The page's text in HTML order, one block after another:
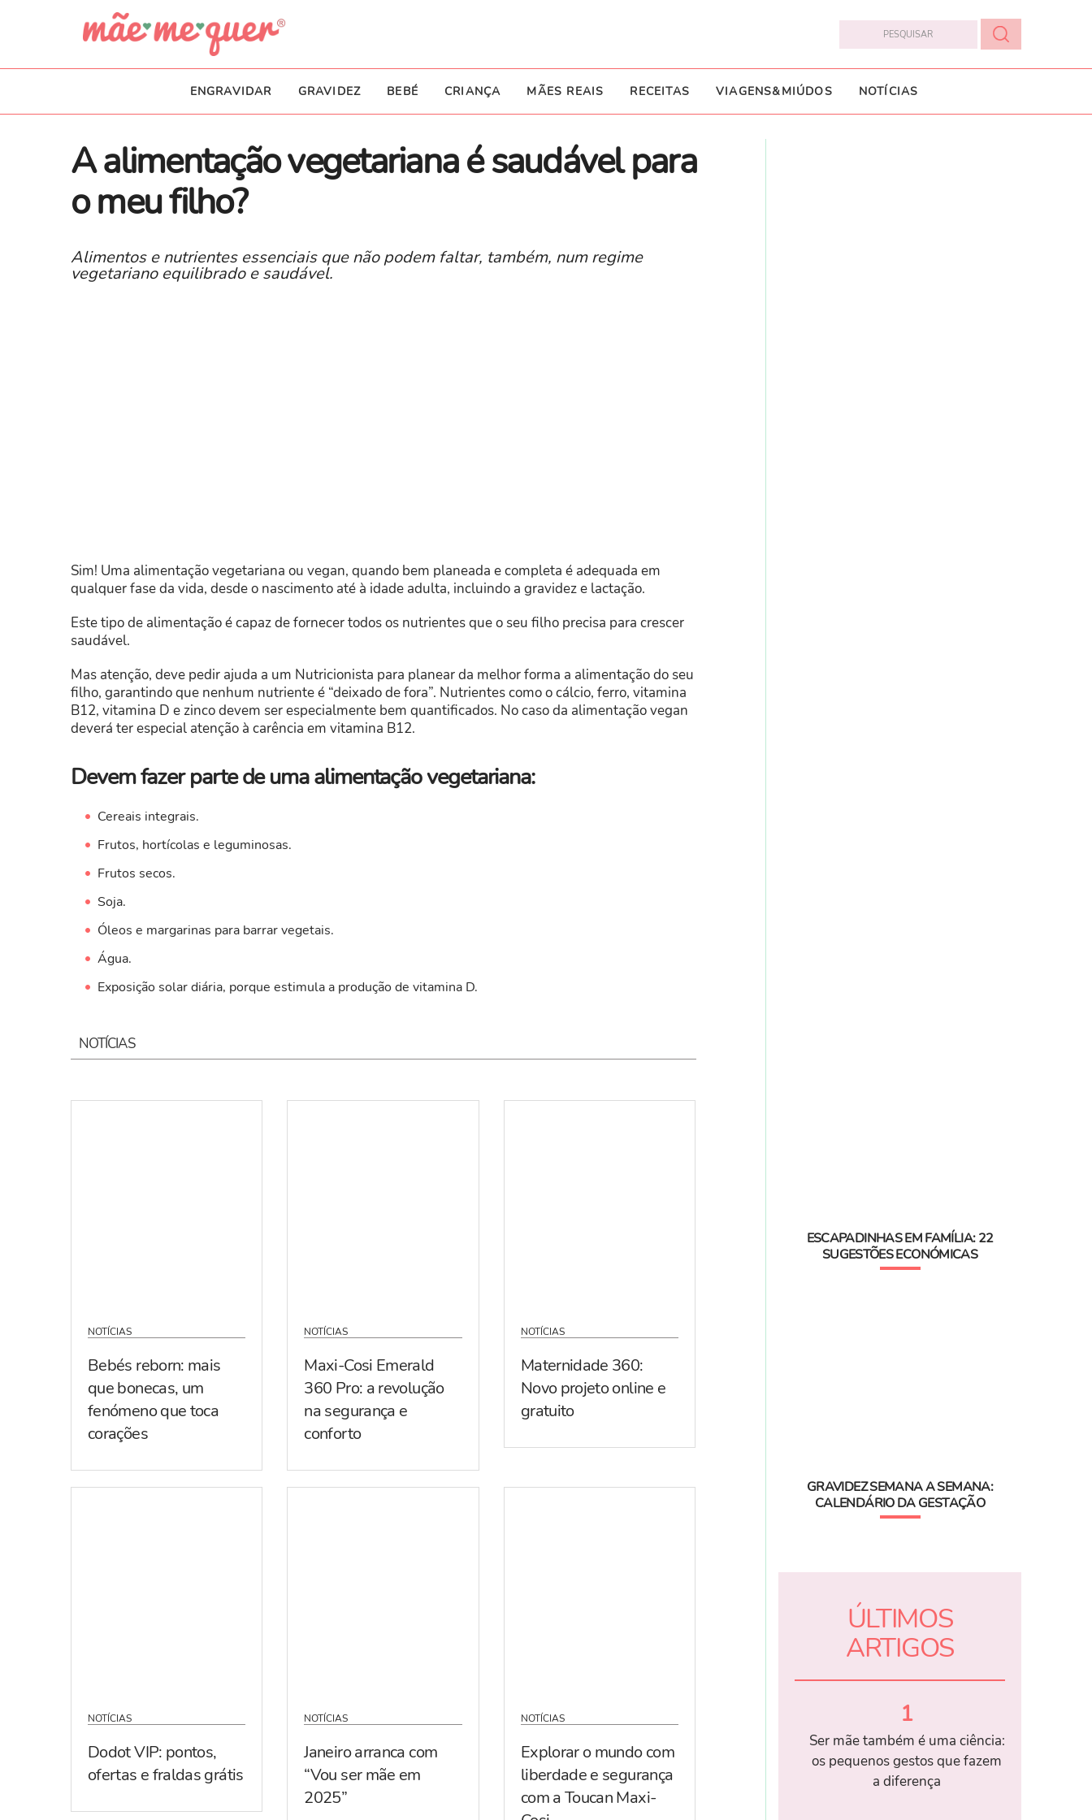
ENGRAVIDAR GRAVIDEZ BEBÉ CRIANÇA MÃES REAIS RECEITAS VIAGENS&MIÚDOS NOTÍCIAS
A alimentação vegetariana é saudável para
o meu filho?
Alimentos e nutrientes essenciais que não podem faltar, também, num regime
vegetariano equilibrado e saudável.
Sim! Uma alimentação vegetariana ou vegan, quando bem planeada e completa é adequada em
qualquer fase da vida, desde o nascimento até à idade adulta, incluindo a gravidez e lactação.
Este tipo de alimentação é capaz de fornecer todos os nutrientes que o seu filho precisa para crescer
saudável.
Mas atenção, deve pedir ajuda a um Nutricionista para planear da melhor forma a alimentação do seu
filho, garantindo que nenhum nutriente é “deixado de fora”. Nutrientes como o cálcio, ferro, vitamina
B12, vitamina D e zinco devem ser especialmente bem quantificados. No caso da alimentação vegan
deverá ter especial atenção à carência em vitamina B12.
Devem fazer parte de uma alimentação vegetariana:
Cereais integrais.
Frutos, hortícolas e leguminosas.
Frutos secos.
Soja.
Óleos e margarinas para barrar vegetais.
Água.
Exposição solar diária, porque estimula a produção de vitamina D.
NOTÍCIAS
NOTÍCIAS
Bebés reborn: mais
que bonecas, um
fenómeno que toca
corações
NOTÍCIAS
Maxi-Cosi Emerald
360 Pro: a revolução
na segurança e
conforto
NOTÍCIAS
Maternidade 360:
Novo projeto online e
gratuito
NOTÍCIAS
Dodot VIP: pontos,
ofertas e fraldas grátis
NOTÍCIAS
Janeiro arranca com
“Vou ser mãe em
2025”
NOTÍCIAS
Explorar o mundo com
liberdade e segurança
com a Toucan Maxi-
ESCAPADINHAS EM FAMÍLIA: 22
SUGESTÕES ECONÓMICAS
GRAVIDEZ SEMANA A SEMANA:
CALENDÁRIO DA GESTAÇÃO
ÚLTIMOS
ARTIGOS
1
Ser mãe também é uma ciência:
os pequenos gestos que fazem
a diferença